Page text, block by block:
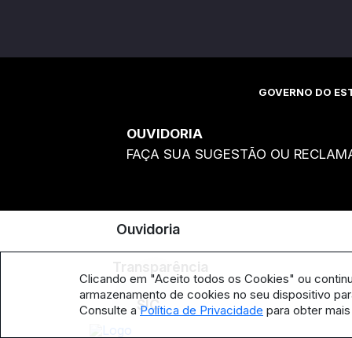
GOVERNO DO
OUVIDORIA
FAÇA SUA SUGESTÃO OU
Ouvidoria
SIC
Clicando em "Aceito todos os Cookies" ou
armazenamento de cookies no seu dispositivo
Consulte a Política de Privacidade para obter